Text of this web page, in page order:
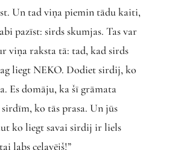
Un tad viņa piemin tādu kaiti,
pazīst: sirds skumjas. Tas var
viņa raksta tā: tad, kad sirds
liegt NEKO. Dodiet sirdij, ko
Es domāju, ka šī grāmata
ko tās prasa. Un jūs
ko liegt savai sirdij ir liels
labs ceļavējš!”